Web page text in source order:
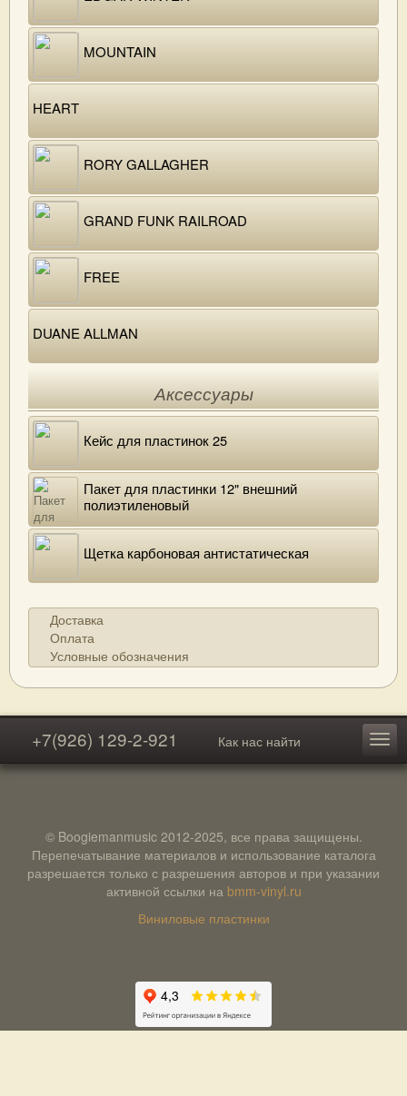
MOUNTAIN
HEART
RORY GALLAGHER
GRAND FUNK RAILROAD
FREE
DUANE ALLMAN
Аксессуары
Кейс для пластинок 25
Пакет для пластинки 12" внешний
полиэтиленовый
Щетка карбоновая антистатическая
Доставка
Оплата
Условные обозначения
+7(926) 129-2-921 Как нас найти
© Boogiemanmusic 2012-2025, все права защищены.
Перепечатывание материалов и использование каталога
разрешается только с разрешения авторов и при указании
активной ссылки на bmm-vinyl.ru
Виниловые пластинки